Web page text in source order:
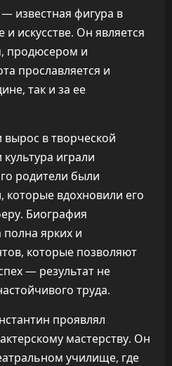
— известная фигура в
искусстве. Он является
продюсером и
прославляется и
так и за ее
вырос в творческой
культура играли
родители были
которые вдохновили его
Биография
ярких и
которые позволяют
— результат не
труда.
проявлял
мастерству. Он
училище, где